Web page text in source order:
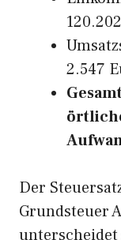
2.547
Der
Grundsteuer
unterscheidet